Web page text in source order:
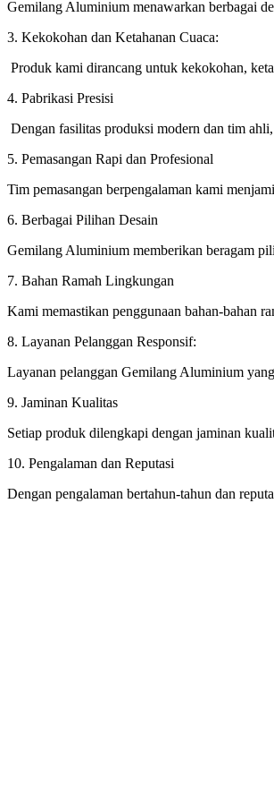
Gemilang Aluminium menawarkan berbagai
3. Kekokohan dan Ketahanan Cuaca:
Produk kami dirancang untuk kekokohan,
4. Pabrikasi Presisi
Dengan fasilitas produksi modern dan tim
5. Pemasangan Rapi dan Profesional
Tim pemasangan berpengalaman kami
6. Berbagai Pilihan Desain
Gemilang Aluminium memberikan beragam
7. Bahan Ramah Lingkungan
Kami memastikan penggunaan bahan-bahan
8. Layanan Pelanggan Responsif:
Layanan pelanggan Gemilang Aluminium
9. Jaminan Kualitas
Setiap produk dilengkapi dengan jaminan
10. Pengalaman dan Reputasi
Dengan pengalaman bertahun-tahun dan